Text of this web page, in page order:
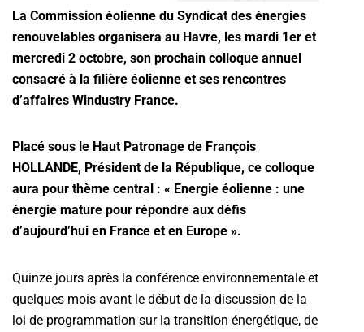
La Commission éolienne du Syndicat des énergies
renouvelables organisera au Havre, les mardi 1er et
mercredi 2 octobre, son prochain colloque annuel
consacré à la filière éolienne et ses rencontres
d’affaires Windustry France.
Placé sous le Haut Patronage de François
HOLLANDE, Président de la République, ce colloque
aura pour thème central : « Energie éolienne : une
énergie mature pour répondre aux défis
d’aujourd’hui en France et en Europe ».
Quinze jours après la conférence environnementale et
quelques mois avant le début de la discussion de la
loi de programmation sur la transition énergétique, de